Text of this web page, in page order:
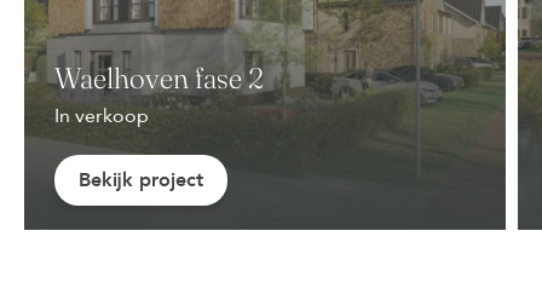
Waelhoven fase 2
In verkoop
Bekijk project